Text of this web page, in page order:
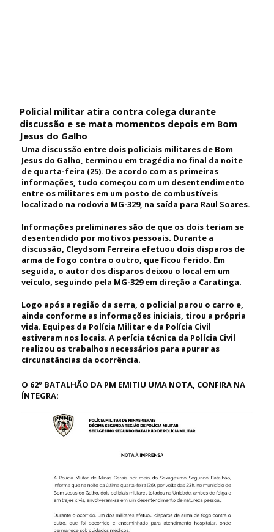
Policial militar atira contra colega durante
discussão e se mata momentos depois em Bom
Jesus do Galho
Uma discussão entre dois policiais militares de Bom
Jesus do Galho, terminou em tragédia no final da noite
de quarta-feira (25). De acordo com as primeiras
informações, tudo começou com um desentendimento
entre os militares em um posto de combustíveis
localizado na rodovia MG-329, na saída para Raul Soares.
Informações preliminares são de que os dois teriam se
desentendido por motivos pessoais. Durante a
discussão, Cleydsom Ferreira efetuou dois disparos de
arma de fogo contra o outro, que ficou ferido. Em
seguida, o autor dos disparos deixou o local em um
veículo, seguindo pela MG-329 em direção a Caratinga.
Logo após a região da serra, o policial parou o carro e,
ainda conforme as informações iniciais, tirou a própria
vida. Equipes da Polícia Militar e da Polícia Civil
estiveram nos locais. A perícia técnica da Polícia Civil
realizou os trabalhos necessários para apurar as
circunstâncias da ocorrência.
O 62º BATALHÃO DA PM EMITIU UMA NOTA, CONFIRA NA
ÍNTEGRA: